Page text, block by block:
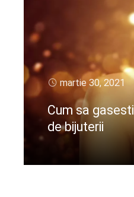
martie 30, 2021
Cum sa
de bijuterii
CIteste mai